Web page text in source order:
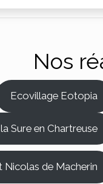
Nos
Ecovillage Eotopia
Sure en Chartreuse
Nicolas de Macherin